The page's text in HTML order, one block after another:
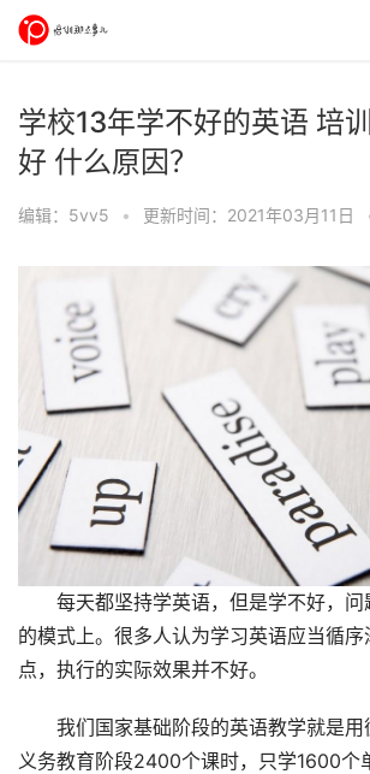
学校13年学不好的英语 培
好 什么原因？
编辑：5vv5 • 更新时间：2021年03月11日
每天都坚持学英语，但是学不好，问
的模式上。很多人认为学习英语应当循
点，执行的实际效果并不好。
我们国家基础阶段的英语教学就是用
义务教育阶段2400个课时，只学1600个